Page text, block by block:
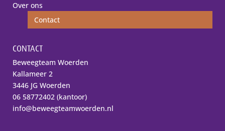
Over ons
Contact
CONTACT
Beweegteam Woerden
Kallameer 2
3446 JG Woerden
06 58772402 (kantoor)
info@beweegteamwoerden.nl